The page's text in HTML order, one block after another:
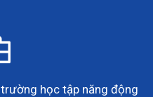
học tập năng động